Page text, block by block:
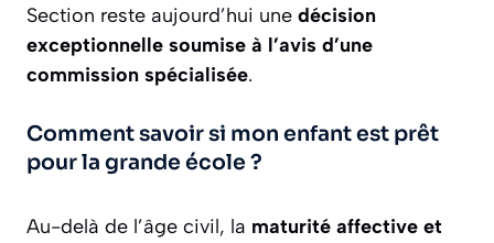
Section reste aujourd’hui une décision
exceptionnelle soumise à l’avis d’une
commission spécialisée.
Comment savoir si mon enfant est prêt
pour la grande école ?
Au-delà de l’âge civil, la maturité affective et